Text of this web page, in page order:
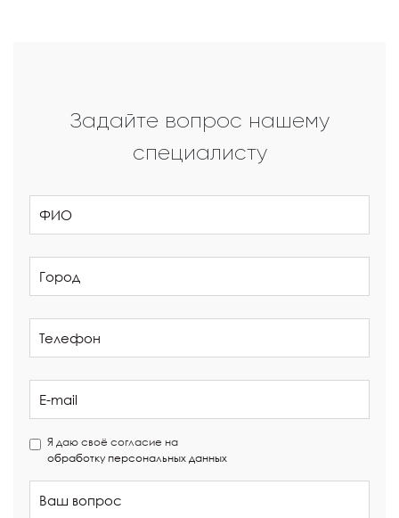
Задайте вопрос нашему
специалисту
Я даю своё согласие на
обработку персональных данных